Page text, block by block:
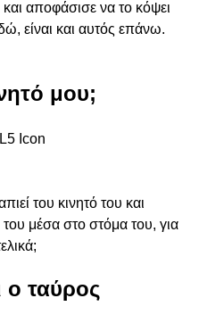
αποφάσισε να το κόψει
είναι και αυτός επάνω.
μου;
του κινητό του και
μέσα στο στόμα του, για
ο ταύρος